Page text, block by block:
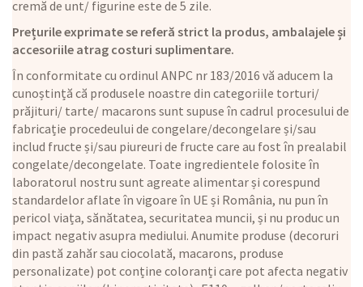
cremă de unt/ figurine este de 5 zile.
Prețurile exprimate se referă strict la produs, ambalajele și
accesoriile atrag costuri suplimentare.
În conformitate cu ordinul ANPC nr 183/2016 vă aducem la
cunoștință că produsele noastre din categoriile torturi/
prăjituri/ tarte/ macarons sunt supuse în cadrul procesului de
fabricație procedeului de congelare/decongelare și/sau
includ fructe și/sau piureuri de fructe care au fost în prealabil
congelate/decongelate. Toate ingredientele folosite în
laboratorul nostru sunt agreate alimentar și corespund
standardelor aflate în vigoare în UE și România, nu pun în
pericol viața, sănătatea, securitatea muncii, și nu produc un
impact negativ asupra mediului. Anumite produse (decoruri
din pastă zahăr sau ciocolată, macarons, produse
personalizate) pot conține coloranți care pot afecta negativ